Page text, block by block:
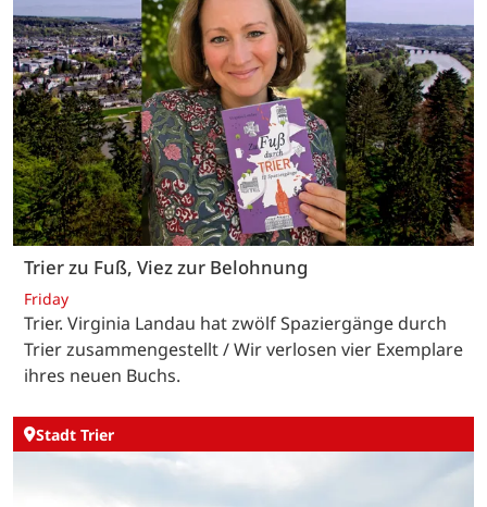
Trier zu Fuß, Viez zur Belohnung
Friday
Trier. Virginia Landau hat zwölf Spaziergänge durch
Trier zusammengestellt / Wir verlosen vier Exemplare
ihres neuen Buchs.
Stadt Trier